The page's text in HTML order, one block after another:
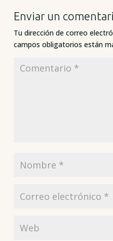
Enviar un
Tu dirección de correo
campos obligatorios están